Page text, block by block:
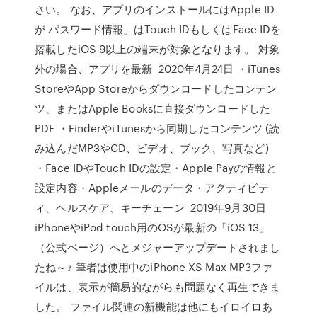
さい。 なお、アプリのインストールにはApple ID
が パスワード情報」はTouch IDもしくはFace IDを
搭載したiOS 9以上の端末が対象となります。 対象
外の場合、アプリを最新 2020年4月24日 ・iTunes
StoreやApp Storeからダウンロードしたコンテン
ツ、またはApple Booksに直接ダウンロードした
PDF ・FinderやiTunesから同期したコンテンツ (読
み込んだMP3やCD、ビデオ、ブック、写真など)
・Face IDやTouch IDの設定・Apple Payの情報と
設定内容・Appleメールのデータ・アクティビテ
ィ、ヘルスケア、キーチェーン 2019年9月30日
iPhoneやiPod touch用のOSが最新の「iOS 13」
（公式ページ）へとメジャーアップデートされまし
たね～♪ 筆者は使用中のiPhone XS Max MP3ファ
イルは、表示が簡易的ながらも問題なく再生できま
した。 ファイル関連の新機能は他にもイロイロあ